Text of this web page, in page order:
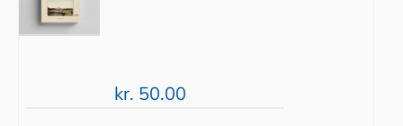
kr. 50.00